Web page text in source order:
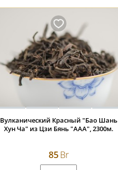
Вулканический Красный "Бао Шань
Хун Ча" из Цзи Бянь "ААА", 2300м.
85Br